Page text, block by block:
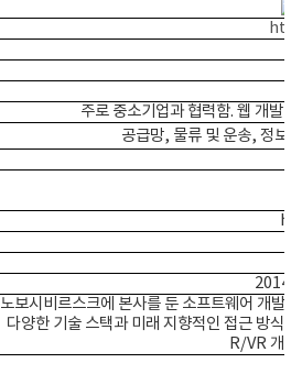
주로 중소기업과 협력함. 웹 개발,
공급망, 물류 및 운송, 정보
2014,
노보시비르스크에 본사를 둔 소프트웨어 개발
다양한 기술 스택과 미래 지향적인 접근 방식
R/VR 개